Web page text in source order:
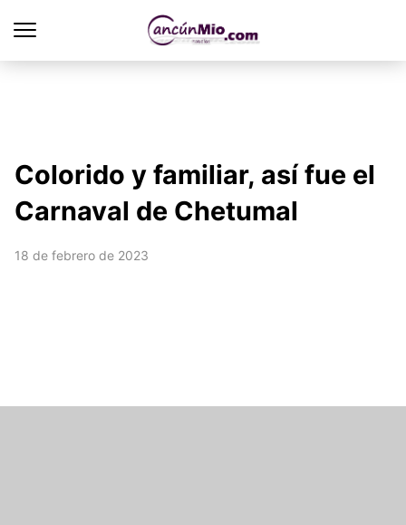
Colorido y familiar, así fue el
Carnaval de Chetumal
18 de febrero de 2023